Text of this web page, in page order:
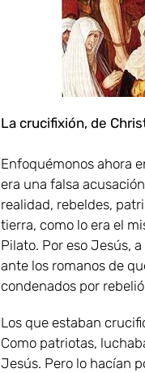
La crucifixión, de
Enfoquémonos ahora
era una falsa
realidad, rebeldes,
tierra, como lo era el
Pilato. Por eso Jesús,
ante los romanos de
condenados por
Los que estaban
Como patriotas,
Jesús. Pero lo hacían